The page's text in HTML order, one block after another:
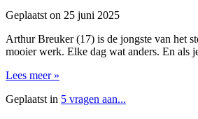
Geplaatst on 25 juni 2025
Arthur Breuker (17) is de jongste van het
mooier werk. Elke dag wat anders. En als
Lees meer »
Geplaatst in 5 vragen aan...